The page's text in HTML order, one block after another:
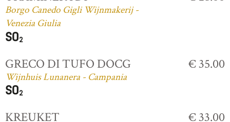
Borgo Canedo Gigli Wijnmakerij -
Venezia Giulia
GRECO DI TUFO DOCG
Wijnhuis Lunanera - Campania
€ 35.00
KREUKET € 33.00